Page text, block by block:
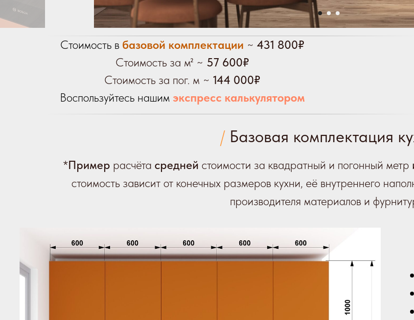
Стоимость в базовой комплектации ~ 431 800₽
Стоимость за м² ~ 57 600₽
Стоимость за пог. м ~ 144 000₽
Воспользуйтесь нашим экспресс калькулятором
/ Базовая комплектация
*Пример расчёта средней стоимости за квадратный и погонный метр
стоимость зависит от конечных размеров кухни, её внутреннего
производителя материалов и